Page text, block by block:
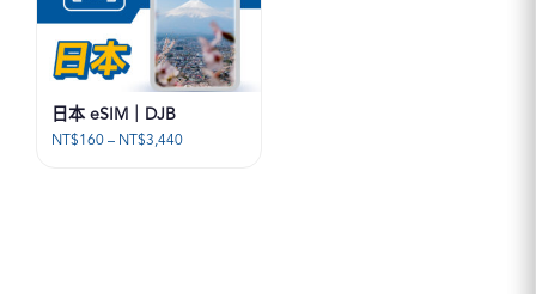
日本 eSIM｜DJB
NT$160 – NT$3,440價